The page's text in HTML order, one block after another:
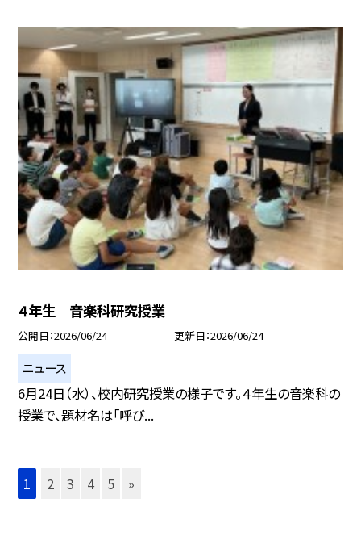
４年生 音楽科研究授業
公開日 2026/06/24 更新日 2026/06/24
ニュース
6月24日（水）、校内研究授業の様子です。４年生の音楽科の
授業で、題材名は「呼び...
1 2 3 4 5 »